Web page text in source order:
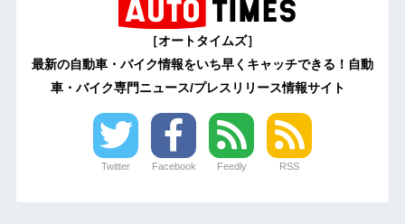
［オートタイムズ］
最新の自動車・バイク情報をいち早くキャッチできる！自動
車・バイク専門ニュース/プレスリリース情報サイト
Twitter Facebook Feedly RSS